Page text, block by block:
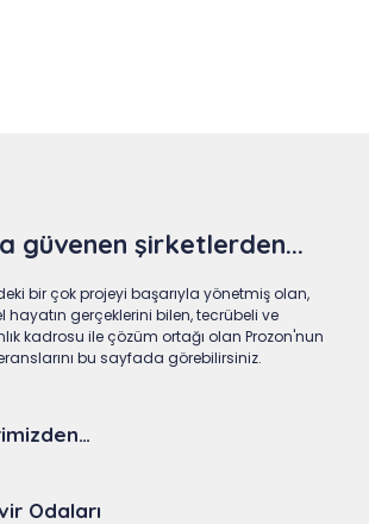
güvenen şirketlerden...
bir çok projeyi başarıyla yönetmiş olan,
hayatın gerçeklerini bilen, tecrübeli ve
kadrosu ile çözüm ortağı olan Prozon'nun
bu sayfada görebilirsiniz.
Odaları